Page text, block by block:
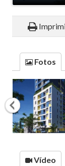
Fotos
Vídeo